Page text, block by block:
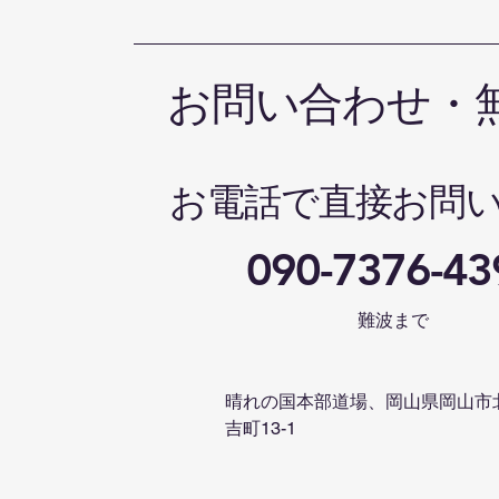
お問い合わせ・
お電話で直接お問
090-7376-
難波まで
晴れの国本部道場、岡山県岡山市
吉町13-1